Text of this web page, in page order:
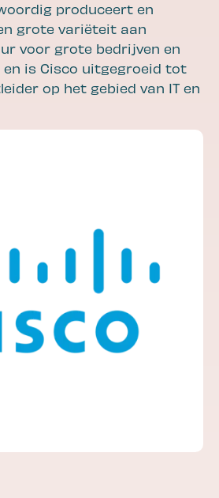
produceert en
grote variëteit aan
voor grote bedrijven en
is Cisco uitgegroeid tot
op het gebied van IT en